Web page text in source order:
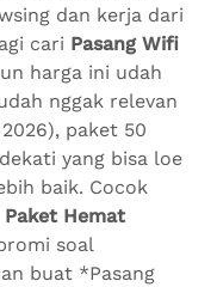
dan kerja dari
cari Pasang Wifi
harga ini udah
nggak relevan
paket 50
yang bisa loe
baik. Cocok
Paket Hemat
soal
buat *Pasang